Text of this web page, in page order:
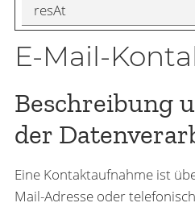
resAt
E-Mail-
Beschreibung
der
Eine Kontaktaufnahme ist
Mail-Adresse oder